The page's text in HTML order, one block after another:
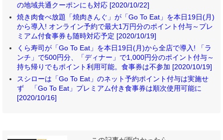
の地域共通クーポンにも対応 [2020/10/22]
焼き肉食べ放題「焼肉きんぐ」が「Go To Eat」を本日19日(月)
から導入! オンライン予約で最大1万円分のポイント付与～プレ
ミアム付食事券も随時対応予定 [2020/10/19]
くら寿司が「Go To Eat」を本日19日(月)から全店で導入! 「ラ
ンチ」で500円分、「ディナー」で1,000円分のポイント付与～
持ち帰りでもポイント利用可能。食事券は不参加 [2020/10/19]
スシローは「Go To Eat」のネット予約ポイント付与は実施せ
ず 「Go To Eat」プレミアム付き食事券は順次使用可能に
[2020/10/16]